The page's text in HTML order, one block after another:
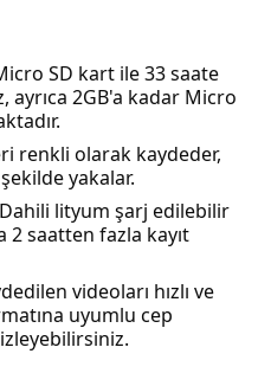
SD kart ile 33 saate
ayrıca 2GB'a kadar Micro
renkli olarak kaydeder,
yakalar.
Dahili lityum şarj edilebilir
2 saatten fazla kayıt
videoları hızlı ve
uyumlu cep